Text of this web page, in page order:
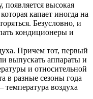
высокая
капает иногда на
Безусловно, и
кондиционеры и
Причем тот, первый
выпускать аппараты и
и относительной
в разные сезоны года
температура воздуха